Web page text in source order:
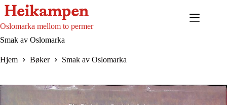
Hopp
til
innholdet
Oslomarka mellom to permer
Smak av Oslomarka
Hjem Bøker Smak av Oslomarka